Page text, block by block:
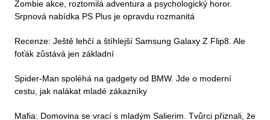
Zombie akce, roztomilá adventura a psychologický horor.
Srpnová nabídka PS Plus je opravdu rozmanitá
Recenze: Ještě lehčí a štíhlejší Samsung Galaxy Z Flip8. Ale
foťák zůstává jen základní
Spider-Man spoléhá na gadgety od BMW. Jde o moderní
cestu, jak nalákat mladé zákazníky
Mafia: Domovina se vrací s mladým Salierim. Tvůrci přiznali, že